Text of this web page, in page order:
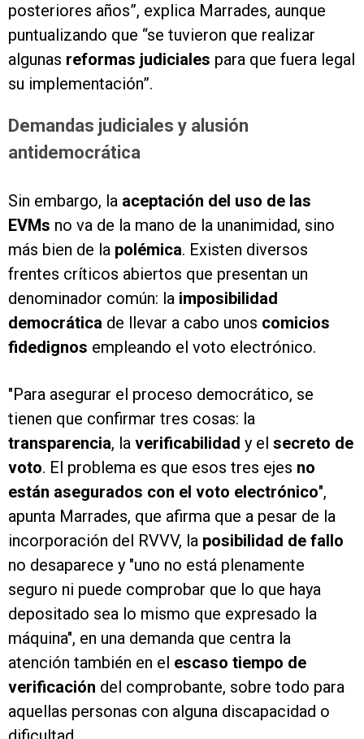
posteriores años”, explica Marrades, aunque
puntualizando que “se tuvieron que realizar
algunas reformas judiciales para que fuera legal
su implementación”.
Demandas judiciales y alusión
antidemocrática
Sin embargo, la aceptación del uso de las
EVMs no va de la mano de la unanimidad, sino
más bien de la polémica. Existen diversos
frentes críticos abiertos que presentan un
denominador común: la imposibilidad
democrática de llevar a cabo unos comicios
fidedignos empleando el voto electrónico.
"Para asegurar el proceso democrático, se
tienen que confirmar tres cosas: la
transparencia, la verificabilidad y el secreto de
voto. El problema es que esos tres ejes no
están asegurados con el voto electrónico",
apunta Marrades, que afirma que a pesar de la
incorporación del RVVV, la posibilidad de fallo
no desaparece y "uno no está plenamente
seguro ni puede comprobar que lo que haya
depositado sea lo mismo que expresado la
máquina", en una demanda que centra la
atención también en el escaso tiempo de
verificación del comprobante, sobre todo para
aquellas personas con alguna discapacidad o